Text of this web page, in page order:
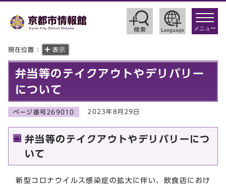
toggle
メニュー
現在位置： 表示
弁当等のテイクアウトやデリバリー
について
ページ番号269010 2023年8月29日
弁当等のテイクアウトやデリバリーにつ
いて
新型コロナウイルス感染症の拡大に伴い、飲食店におけ